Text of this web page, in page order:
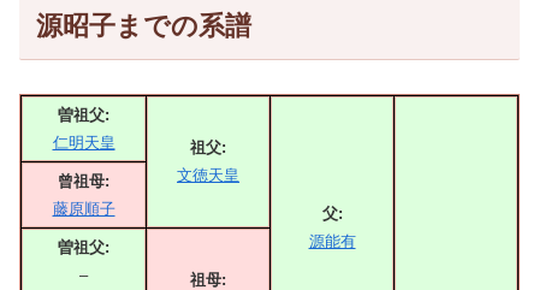
源昭子までの系譜
曽祖父:
仁明天皇
祖父:
文徳天皇
父:
源能有
曾祖母:
藤原順子
曽祖父:
–
祖母: